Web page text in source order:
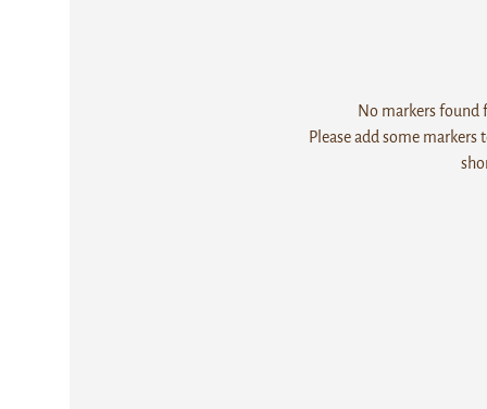
No markers found
Please add some